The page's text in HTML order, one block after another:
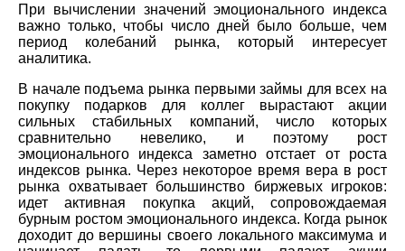
При вычислении значений эмоционального индекса
важно только, чтобы число дней было больше, чем
период колебаний рынка, который интересует
аналитика.
В начале подъема рынка первыми займы для всех на
покупку подарков для коллег вырастают акции
сильных стабильных компаний, число которых
сравнительно невелико, и поэтому рост
эмоционального индекса заметно отстает от роста
индексов рынка. Через некоторое время вера в рост
рынка охватывает большинство биржевых игроков:
идет активная покупка акций, сопровождаемая
бурным ростом эмоционального индекса. Когда рынок
доходит до вершины своего локального максимума и